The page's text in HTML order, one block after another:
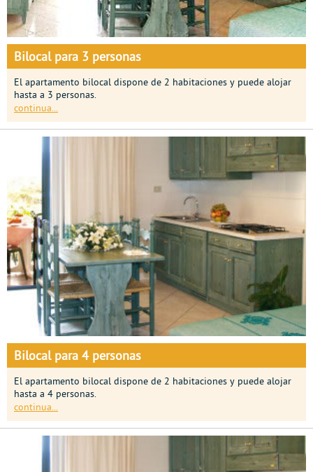
Bilocal para 3 personas
El apartamento bilocal dispone de 2 habitaciones y puede alojar
hasta a 3 personas.
continua...
Bilocal para 4 personas
El apartamento bilocal dispone de 2 habitaciones y puede alojar
hasta a 4 personas.
continua...